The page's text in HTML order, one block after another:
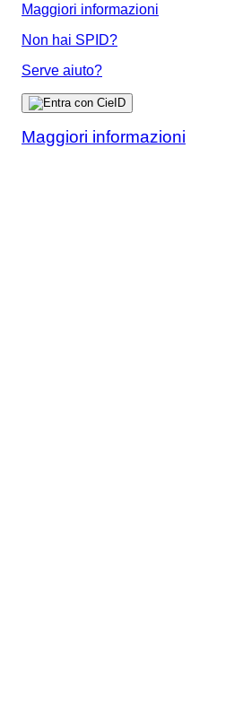
Maggiori informazioni
Non hai SPID?
Serve aiuto?
Maggiori informazioni